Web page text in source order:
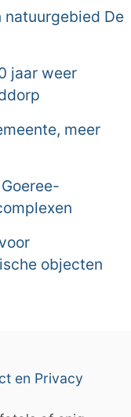
De
jaar weer
meer
objecten
en Privacy